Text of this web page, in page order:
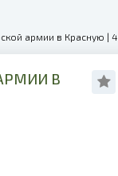
армии в Красную | 40229
В